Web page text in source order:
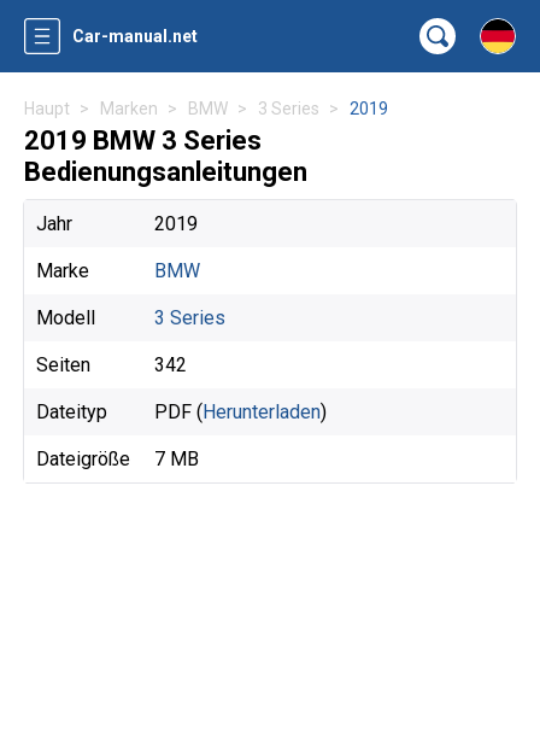
Car-manual.net
Haupt Marken BMW 3 Series 2019
2019 BMW 3 Series
Bedienungsanleitungen
Jahr 2019
Marke BMW
Modell 3 Series
Seiten 342
Dateityp PDF (Herunterladen)
Dateigröße 7 MB